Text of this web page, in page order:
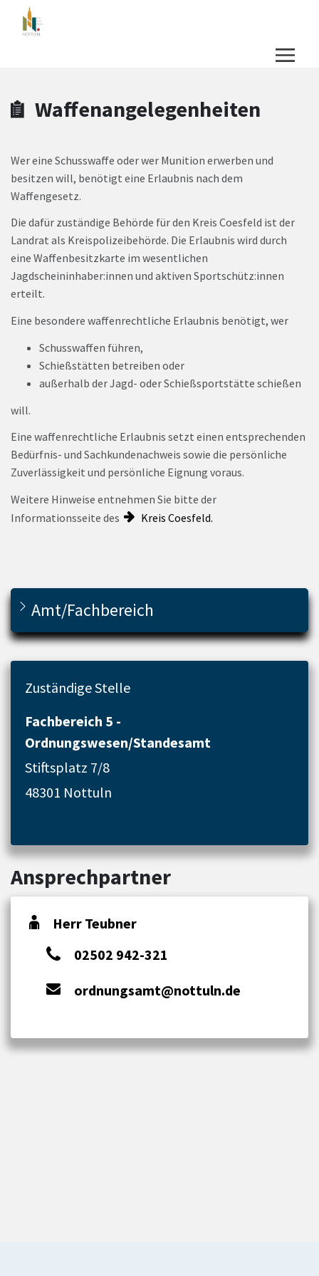
Zum Hauptinhalt springen
Waffenangelegenheiten
Wer eine Schusswaffe oder wer Munition erwerben und
besitzen will, benötigt eine Erlaubnis nach dem
Waffengesetz.
Die dafür zuständige Behörde für den Kreis Coesfeld ist der
Landrat als Kreispolizeibehörde. Die Erlaubnis wird durch
eine Waffenbesitzkarte im wesentlichen
Jagdscheininhaber:innen und aktiven Sportschütz:innen
erteilt.
Eine besondere waffenrechtliche Erlaubnis benötigt, wer
Schusswaffen führen,
Schießstätten betreiben oder
außerhalb der Jagd- oder Schießsportstätte schießen
will.
Eine waffenrechtliche Erlaubnis setzt einen entsprechenden
Bedürfnis- und Sachkundenachweis sowie die persönliche
Zuverlässigkeit und persönliche Eignung voraus.
Weitere Hinweise entnehmen Sie bitte der
Informationsseite des
Kreis Coesfeld.
Amt/Fachbereich
Zuständige Stelle
Fachbereich 5 -
Ordnungswesen/Standesamt
Stiftsplatz 7/8
48301 Nottuln
Ansprechpartner
Herr Teubner
02502 942-321
ordnungsamt@nottuln.de